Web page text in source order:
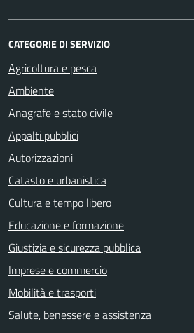
CATEGORIE DI SERVIZIO
Agricoltura e pesca
Ambiente
Anagrafe e stato civile
Appalti pubblici
Autorizzazioni
Catasto e urbanistica
Cultura e tempo libero
Educazione e formazione
Giustizia e sicurezza pubblica
Imprese e commercio
Mobilità e trasporti
Salute, benessere e assistenza